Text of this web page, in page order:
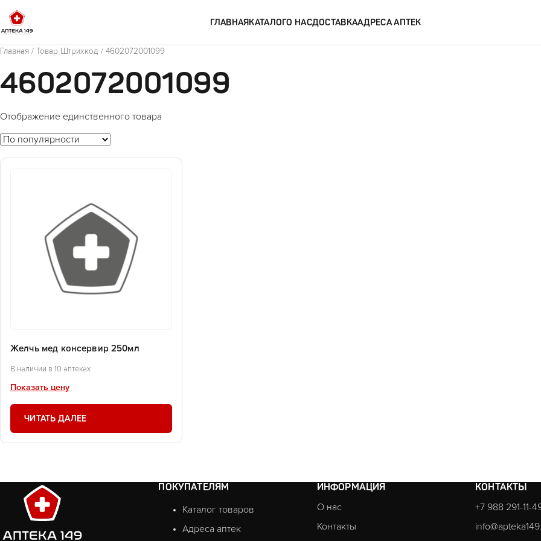
ГЛАВНАЯКАТАЛОГО НАСДОСТАВКААДРЕСА АПТЕК
Главная / Товар Штрихкод / 4602072001099
4602072001099
Отображение единственного товара
Желчь мед консервир 250мл
В наличии в 10 аптеках
Показать цену
ЧИТАТЬ ДАЛЕЕ
ПОКУПАТЕЛЯМ
Каталог товаров
Адреса аптек
ИНФОРМАЦИЯ
О нас
Контакты
КОНТАКТЫ
+7 988 291-11-